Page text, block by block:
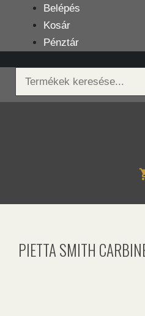
tartalomba
Belépés
Kosár
Pénztár
Keresés
PIETTA SMITH